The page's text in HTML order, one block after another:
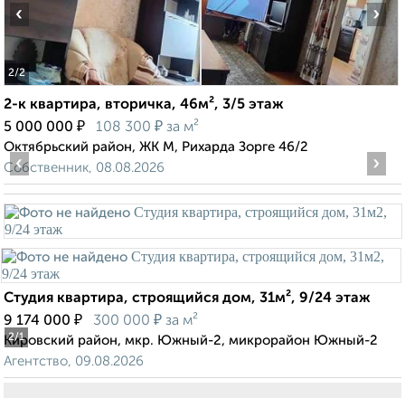
2/2
‹ ›
2-к квартира, вторичка, 46м², 3/5 этаж
5 000 000 ₽ 108 300 ₽ за м²
Октябрьский район, ЖК М, Рихарда Зорге 46/2
Собственник, 08.08.2026
2/1
‹ ›
Студия квартира, строящийся дом, 31м², 9/24 этаж
9 174 000 ₽ 300 000 ₽ за м²
Кировский район, мкр. Южный-2, микрорайон Южный-2
Агентство, 09.08.2026